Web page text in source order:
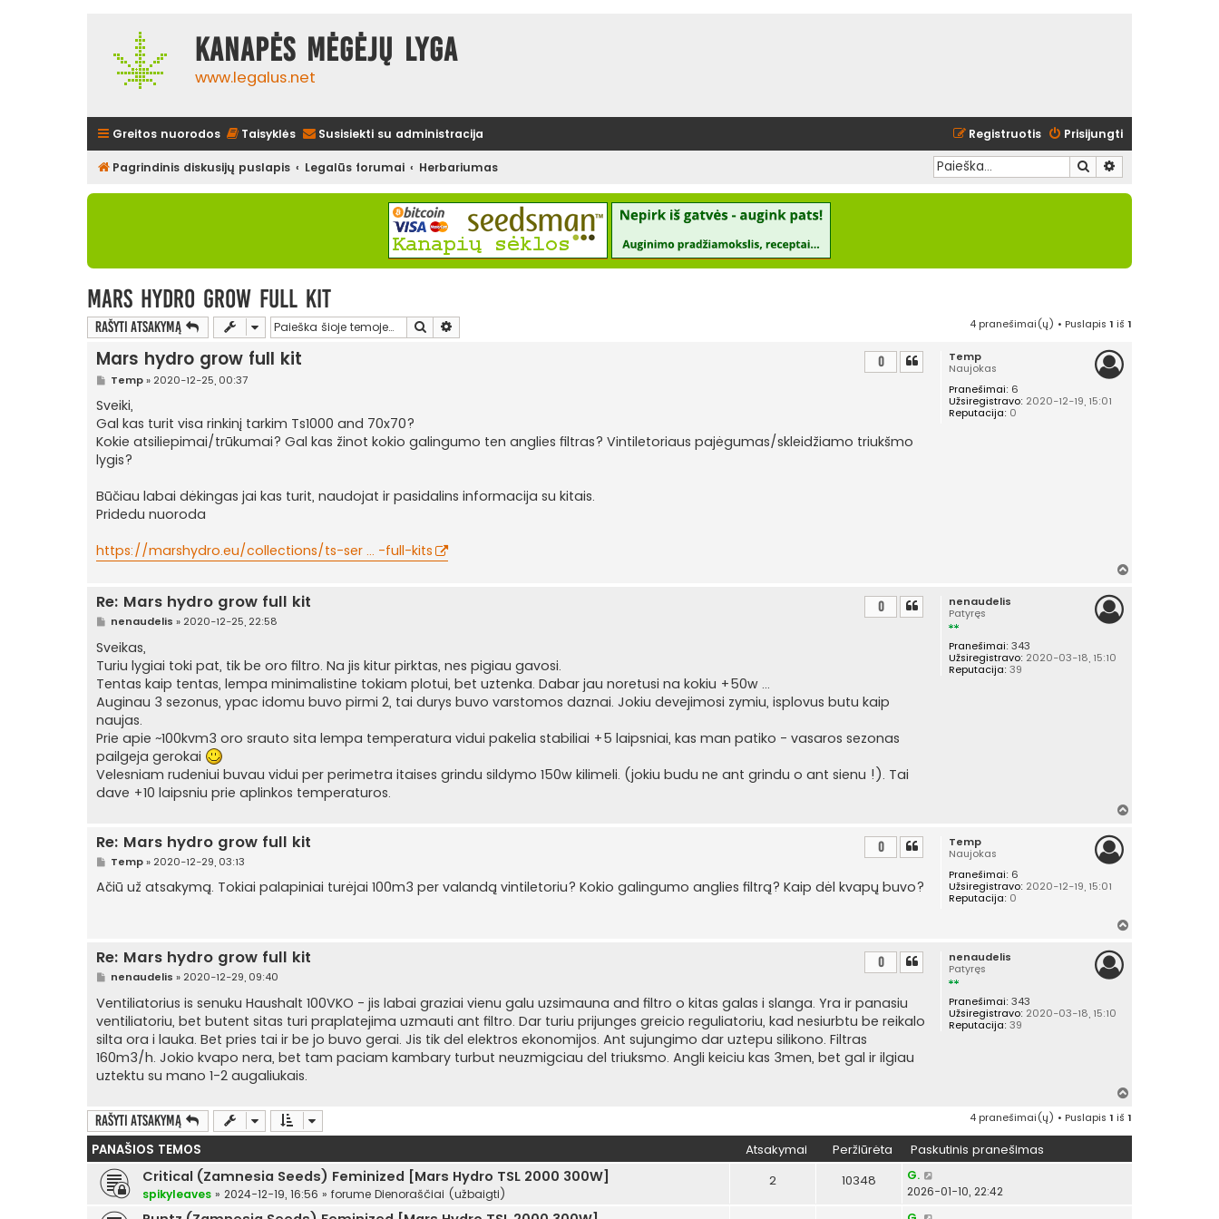
Kanapės mėgėjų lyga
www.legalus.net
Greitos nuorodos Taisyklės Susisiekti su administracija Prisijungti
Registruotis
Pagrindinis diskusijų puslapis Legalūs forumai Herbariumas Ieškoti
Mars hydro grow full kit
Rašyti atsakymą Ieškoti 4 pranešimai(ų) • Puslapis 1 iš 1
Temp
Naujokas
Pranešimai: 6
Užsiregistravo: 2020-12-19, 15:01
Reputacija: 0
Mars hydro grow full kit 0
S
a
n
d
a
r
t
i
ė
Temp» 2020-12-25, 00:37
Sveiki,
Gal kas turit visa rinkinį tarkim Ts1000 and 70x70?
Kokie atsiliepimai/trūkumai? Gal kas žinot kokio galingumo ten anglies filtras? Vintiletoriaus pajėgumas/skleidžiamo triukšmo
lygis?
Būčiau labai dėkingas jai kas turit, naudojat ir pasidalins informacija su kitais.
Pridedu nuoroda
https://marshydro.eu/collections/ts-ser ... -full-kits
nenaudelis
Patyręs
Pranešimai: 343
Užsiregistravo: 2020-03-18, 15:10
Reputacija: 39
Re: Mars hydro grow full kit 0
S
a
n
d
a
r
t
i
n
ė
nenaudelis » 2020-12-25, 22:58
Sveikas,
Turiu lygiai toki pat, tik be oro filtro. Na jis kitur pirktas, nes pigiau gavosi.
Tentas kaip tentas, lempa minimalistine tokiam plotui, bet uztenka. Dabar jau noretusi na kokiu +50w ...
Auginau 3 sezonus, ypac idomu buvo pirmi 2, tai durys buvo varstomos daznai. Jokiu devejimosi zymiu, isplovus butu kaip
naujas.
Prie apie ~100kvm3 oro srauto sita lempa temperatura vidui pakelia stabiliai +5 laipsniai, kas man patiko - vasaros sezonas
pailgeja gerokai
Velesniam rudeniui buvau vidui per perimetra itaises grindu sildymo 150w kilimeli. (jokiu budu ne ant grindu o ant sienu !). Tai
dave +10 laipsniu prie aplinkos temperaturos.
Temp
Naujokas
Pranešimai: 6
Užsiregistravo: 2020-12-19, 15:01
Reputacija: 0
Re: Mars hydro grow full kit 0
S
a
n
i
n
ė
Temp» 2020-12-29, 03:13
Ačiū už atsakymą. Tokiai palapiniai turėjai 100m3 per valandą vintiletoriu? Kokio galingumo anglies filtrą? Kaip dėl kvapų buvo?
nenaudelis
Patyręs
Pranešimai: 343
Užsiregistravo: 2020-03-18, 15:10
Reputacija: 39
Re: Mars hydro grow full kit 0
S
a
n
d
a
r
t
i
n
nenaudelis » 2020-12-29, 09:40
Ventiliatorius is senuku Haushalt 100VKO - jis labai graziai vienu galu uzsimauna and filtro o kitas galas i slanga. Yra ir panasiu
ventiliatoriu, bet butent sitas turi praplatejima uzmauti ant filtro. Dar turiu prijunges greicio reguliatoriu, kad nesiurbtu be reikalo
silta ora i lauka. Bet pries tai ir be jo buvo gerai. Jis tik del elektros ekonomijos. Ant sujungimo dar uztepu silikono. Filtras
160m3/h. Jokio kvapo nera, bet tam paciam kambary turbut neuzmigciau del triuksmo. Angli keiciu kas 3men, bet gal ir ilgiau
uztektu su mano 1-2 augaliukais.
Rašyti atsakymą 4 pranešimai(ų) • Puslapis 1 iš 1
PANAŠIOS TEMOS Atsakymai Peržiūrėta Paskutinis pranešimas
Critical (Zamnesia Seeds) Feminized [Mars Hydro TSL 2000 300W]
spikyleaves » 2024-12-19, 16:56 » forume Dienoraščiai (užbaigti)
2 10348
G.
2026-01-10, 22:42